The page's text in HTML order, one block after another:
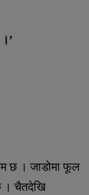
छ । जाडोमा फूल
। चैतदेखि